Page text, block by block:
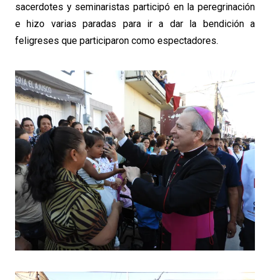
sacerdotes y seminaristas participó en la peregrinación
e hizo varias paradas para ir a dar la bendición a
feligreses que participaron como espectadores.